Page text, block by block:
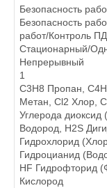
Безопасность
Безопасность
работ/Контроль
Стационарный/
Непрерывный
1
C3H8 Пропан,
Метан, Cl2 Хлор,
Углерода диоксид
Водород, H2S
Гидрохлорид
Гидроцианид
HF Гидрофторид
Кислород